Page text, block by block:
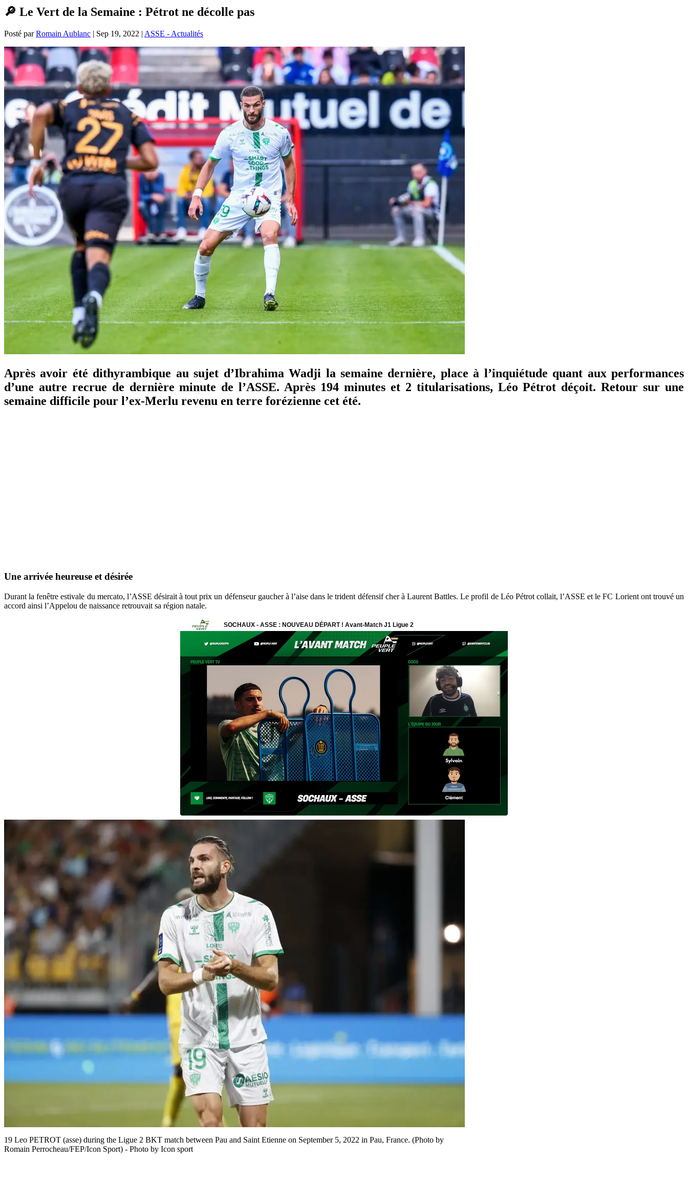
🔎 Le Vert de la Semaine : Pétrot ne décolle pas
Posté parRomain Aublanc | Sep 19, 2022 | ASSE - Actualités
Après avoir été dithyrambique au sujet d’Ibrahima Wadji la semaine dernière, place à l’inquiétude quant aux performances
d’une autre recrue de dernière minute de l’ASSE. Après 194 minutes et 2 titularisations, Léo Pétrot déçoit. Retour sur une
semaine difficile pour l’ex-Merlu revenu en terre forézienne cet été.
Une arrivée heureuse et désirée
Durant la fenêtre estivale du mercato, l’ASSE désirait à tout prix un défenseur gaucher à l’aise dans le trident défensif cher à Laurent Battles. Le profil de Léo Pétrot collait, l’ASSE et le FC Lorient ont trouvé un
accord ainsi l’Appelou de naissance retrouvait sa région natale.
19 Leo PETROT (asse) during the Ligue 2 BKT match between Pau and Saint Etienne on September 5, 2022 in Pau, France. (Photo by
Romain Perrocheau/FEP/Icon Sport) - Photo by Icon sport